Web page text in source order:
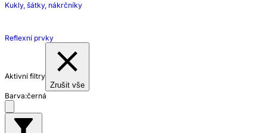
Kukly, šátky, nákrčníky
Reflexní prvky
Aktivní filtry
Zrušit vše
Barva:černá